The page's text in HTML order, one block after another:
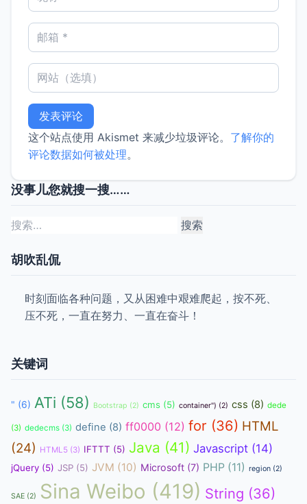
这个站点使用 Akismet 来减少垃圾评论。 了解你的
评论数据如何被处理。
没事儿您就搜一搜……
搜
胡吹乱侃
时刻面临各种问题，又从困难中艰难爬起，按不死、
压不死，一直在努力、一直在奋斗！
关键词
" (6) ATi (58) Bootstrap (2) cms (5) container") (2) css (8) dede
(3) dedecms (3) define (8) ff0000 (12) for (36) HTML
(24) HTML5 (3) IFTTT (5) Java (41) Javascript (14)
jQuery (5) JSP (5) JVM (10) Microsoft (7) PHP (11) region (2)
SAE (2) Sina Weibo (419) String (36)